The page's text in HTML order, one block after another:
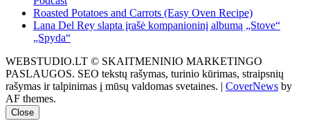
Roasted Potatoes and Carrots (Easy Oven Recipe)
Lana Del Rey slapta įrašė kompanioninį albumą „Stove“
„Spyda“
WEBSTUDIO.LT © SKAITMENINIO MARKETINGO
PASLAUGOS. SEO tekstų rašymas, turinio kūrimas, straipsnių
rašymas ir talpinimas į mūsų valdomas svetaines. | CoverNews by
AF themes.
Close